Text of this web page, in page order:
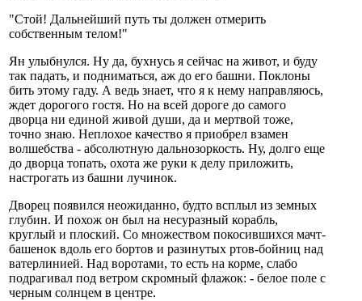
"Стой! Дальнейший путь ты должен отмерить
собственным телом!"
Ян улыбнулся. Ну да, бухнусь я сейчас на живот, и буду
так падать, и подниматься, аж до его башни. Поклоны
бить этому гаду. А ведь знает, что я к нему направляюсь,
ждет дорогого гостя. Но на всей дороге до самого
дворца ни единой живой души, да и мертвой тоже,
точно знаю. Неплохое качество я приобрел взамен
волшебства - абсолютную дальнозоркость. Ну, долго еще
до дворца топать, охота же руки к делу приложить,
настрогать из башни лучинок.
Дворец появился неожиданно, будто всплыл из земных
глубин. И похож он был на несуразный корабль,
круглый и плоский. Со множеством покосившихся мачт-
башенок вдоль его бортов и разинутых ртов-бойниц над
ватерлинией. Над воротами, то есть на корме, слабо
подрагивал под ветром скромный флажок: - белое поле с
черным солнцем в центре.